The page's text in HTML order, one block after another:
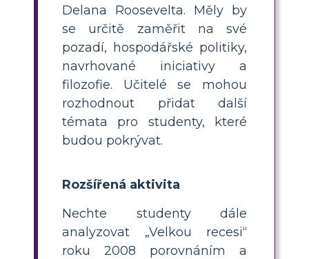
Delana Roosevelta. Měly by
se určitě zaměřit na své
pozadí, hospodářské politiky,
navrhované iniciativy a
filozofie. Učitelé se mohou
rozhodnout přidat další
témata pro studenty, které
budou pokrývat.
Rozšířená aktivita
Nechte studenty dále
analyzovat „Velkou recesi“
roku 2008 porovnáním a